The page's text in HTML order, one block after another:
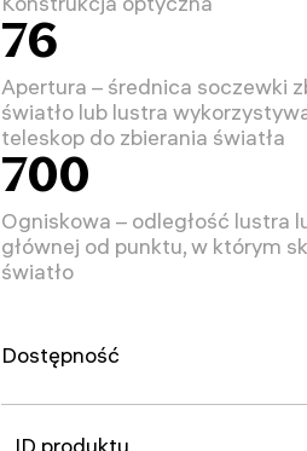
76
Apertura – średnica soczewki
światło lub lustra
teleskop do zbierania światła
700
Ogniskowa – odległość lustra
głównej od punktu, w którym
światło
Dostępność